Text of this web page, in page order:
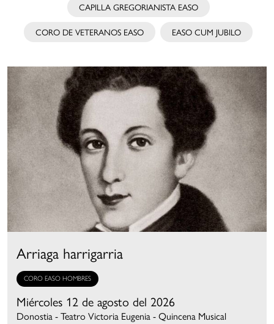
CAPILLA GREGORIANISTA EASO
CORO DE VETERANOS EASO EASO CUM JUBILO
Arriaga harrigarria
CORO EASO HOMBRES
Miércoles 12 de agosto del 2026
Donostia - Teatro Victoria Eugenia - Quincena Musical